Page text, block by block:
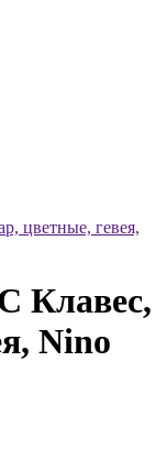
цветные, гевея,
Клавес,
Nino